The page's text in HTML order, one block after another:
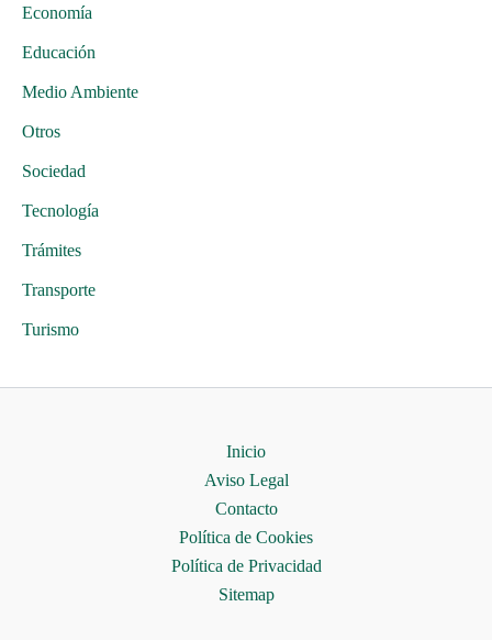
Economía
Educación
Medio Ambiente
Otros
Sociedad
Tecnología
Trámites
Transporte
Turismo
Inicio
Aviso Legal
Contacto
Política de Cookies
Política de Privacidad
Sitemap